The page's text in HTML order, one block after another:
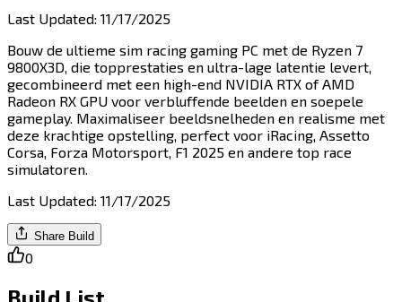
Last Updated: 11/17/2025
Bouw de ultieme sim racing gaming PC met de Ryzen 7
9800X3D, die topprestaties en ultra-lage latentie levert,
gecombineerd met een high-end NVIDIA RTX of AMD
Radeon RX GPU voor verbluffende beelden en soepele
gameplay. Maximaliseer beeldsnelheden en realisme met
deze krachtige opstelling, perfect voor iRacing, Assetto
Corsa, Forza Motorsport, F1 2025 en andere top race
simulatoren.​​​​‌ ‍ ​‍​‍‌‍ ‌ ​‍‌‍‍‌‌‍‌ ‌‍‍‌‌‍ ‍​‍​‍​ ‍‍​‍​‍‌ ​ ‌‍​‌‌‍ ‍‌‍‍‌‌ ‌​‌ ‍‌​‍ ‍‌‍‍‌‌‍ ​‍​‍​‍ ​​‍​‍‌‍‍​‌ ​‍‌‍‌‌‌‍‌‍​‍​‍​ ‍‍​‍​‍​‍ ‌‍​‌‌‍‌​‌‍ ‌‌‍‍‌‌‍ ‍​‍ ‌‍‍‌‌‍ ‍‌ ‌​‌‍‌‌‌‍ ‍‌ ‌​​‍ ‌‍‌‌‌‍‌​‌‍‍‌‌ ‌​​‍ ‌‍ ‌‌‍ ‌‍‌​‌‍‌‌​ ‌‌ ​​‌ ​‍‌‍‌‌‌ ​ ‌‍‌‌‌‍ ‍‌ ‌​‌‍​‌‌ ‌​‌‍‍‌‌‍ ‌‍ ‍​ ‍ ‌‍‍‌‌‍‌​​ ‌​ ‌​​ ​​​ ​‍​ ‍​‌‍​ ​ ‌‍​ ‌‍‌‍​‍​‍ ‌‌‍​‌​ ‌‌​ ‌ ‌‍‌‌​‍ ‌​ ‌​​ ‌‍​ ‌‍​ ​‌​‍ ‌​ ‍​‌‍​‍​ ‍‌​ ‍​​‍ ‌‌‍​‍​ ‍​​ ‍​‌‍‌‍​ ​ ​ ​​​ ​​​ ‍​​ ‌​​ ​​‌‍​ ​ ‍​​ ‍ ‌ ‌​‌ ‍‌‌ ​​‌‍‌‌​ ‌‌‍​‍‌ ‌‌‌‍‍‌‌‍ ​‌‍‌​​ ‍ ‌ ​​‌‍​‌‌ ‌​‌‍‍​​ ‌‌‍‍‌​ ​‌​ ‍​‌‍ ‍‌‌ ‌ ​ ‌‍‍​‌‍ ‌ ​‍‌ ‌​‌‌ ‌‍‌​‌‍‌‌‌ ​ ‌‍​ ​‍‌‌​ ‌‌‌​​‍‌‌ ‌‍‍ ‌‍‌‌‌ ‍‌​‍‌‌​ ​ ‌​‌​​‍‌‌​ ​ ‌​‌​​‍‌‌​ ​‍​ ​‍‌‍ ‍‌‍ ​​‍‌‌​ ​‍​ ​‍​‍‌‌​ ‌‌‌​‌​​‍ ‍‌ ‌‍‌‍​‌‌‍ ​‌ ‌‌‌‍‌‌​‍‌‌​ ‌‌‌​​‍‌‌ ‌‍‍ ‌‍‌‌‌ ‍‌​‍‌‌​ ​ ‌​‌​​‍‌‌​ ​ ‌​‌​​‍‌‌​ ​‍​ ​‍​ ​​​ ‌‌​ ‍‌​ ​‌​ ​​​ ‍​​ ‌‍​ ‌‌​ ​‌‌‍​‌​ ‌‍​ ​ ​‍‌‌​ ​‍​ ​‍​‍‌‌​ ‌‌‌​‌​​‍ ‍‌‍​ ‌‍‍​‌‍‍‌‌‍ ​‌‍‌​‌ ​‍‌‍‌‌‌‍ ‍​‍‌‌​ ‌‌‌​​‍‌‌ ‌‍‍ ‌‍‌‌‌ ‍‌​‍‌‌​ ​ ‌​‌​​‍‌‌​ ​ ‌​‌​​‍‌‌​ ​‍​ ​‍​ ‌ ​ ‌‍‌‍​ ​ ​‍​ ‌ ​ ‌‍​ ​ ‌‍‌‍‌‍‌‌‌‍‌​​ ‌ ​ ​‍​‍‌‌​ ​‍​ ​‍​‍‌‌​ ‌‌‌​‌​​‍ ‍‌ ‌​‌‍‌‌‌ ‍​‌ ‌​​ ‌‍​‍‌‍​‌‌ ​ ‌‍‌‌‌‌‌‌‌ ​‍‌‍ ​​ ‌​‍‌‌​ ​‍‌​‌‍‌‍​‌‌‍‌​‌‍ ‌‌‍‍‌‌‍ ‍​‍‌‍‌‍‍‌‌‍‌​​ ‌​ ‌​​ ​​​ ​‍​ ‍​‌‍​ ​ ‌‍​ ‌‍‌‍​‍​‍ ‌‌‍​‌​ ‌‌​ ‌ ‌‍‌‌​‍ ‌​ ‌​​ ‌‍​ ‌‍​ ​‌​‍ ‌​ ‍​‌‍​‍​ ‍‌​ ‍​​‍ ‌‌‍​‍​ ‍​​ ‍​‌‍‌‍​ ​ ​ ​​​ ​​​ ‍​​ ‌​​ ​​‌‍​ ​ ‍​​‍‌‍‌ ‌​‌ ‍‌‌ ​​‌‍‌‌​ ‌‌‍​‍‌ ‌‌‌‍‍‌‌‍ ​‌‍‌​​‍‌‍‌ ​​‌‍​‌‌ ‌​‌‍‍​​ ‌‌‍‍‌​ ​‌​ ‍​‌‍ ‍‌‌ ‌ ​ ‌‍‍​‌‍ ‌ ​‍‌ ‌​‌‌ ‌‍‌​‌‍‌‌‌ ​ ‌‍​ ​‍‌‌​ ‌‌‌​​‍‌‌ ‌‍‍ ‌‍‌‌‌ ‍‌​‍‌‌​ ​ ‌​‌​​‍‌‌​ ​ ‌​‌​​‍‌‌​ ​‍​ ​‍‌‍ ‍‌‍ ​​‍‌‌​ ​‍​ ​‍​‍‌‌​ ‌‌‌​‌​​‍ ‍‌ ‌‍‌‍​‌‌‍ ​‌ ‌‌‌‍‌‌​‍‌‌​ ‌‌‌​​‍‌‌ ‌‍‍ ‌‍‌‌‌ ‍‌​‍‌‌​ ​ ‌​‌​​‍‌‌​ ​ ‌​‌​​‍‌‌​ ​‍​ ​‍​ ​​​ ‌‌​ ‍‌​ ​‌​ ​​​ ‍​​ ‌‍​ ‌‌​ ​‌‌‍​‌​ ‌‍​ ​ ​‍‌‌​ ​‍​ ​‍​‍‌‌​ ‌‌‌​‌​​‍ ‍‌‍​ ‌‍‍​‌‍‍‌‌‍ ​‌‍‌​‌ ​‍‌‍‌‌‌‍ ‍​‍‌‌​ ‌‌‌​​‍‌‌ ‌‍‍ ‌‍‌‌‌ ‍‌​‍‌‌​ ​ ‌​‌​​‍‌‌​ ​ ‌​‌​​‍‌‌​ ​‍​ ​‍​ ‌ ​ ‌‍‌‍​ ​ ​‍​ ‌ ​ ‌‍​ ​ ‌‍‌‍‌‍‌‌‌‍‌​​ ‌ ​ ​‍​‍‌‌​ ​‍​ ​‍​‍‌‌​ ‌‌‌​‌​​‍ ‍‌ ‌​‌‍‌‌‌ ‍​‌ ‌​​‍‌‍‌ ​​‌‍‌‌‌ ​‍‌ ​ ‌ ​​‌‍‌‌‌‍​ ‌ ‌​‌‍‍‌‌ ‌‍‌‍‌‌​ ‌‌ ​​‌ ‌‌‌‍​‍‌‍ ​‌‍‍‌‌ ​ ‌‍‍​‌‍‌‌‌‍‌​​‍​‍‌ ‌
Last Updated: 11/17/2025
Share Build
0